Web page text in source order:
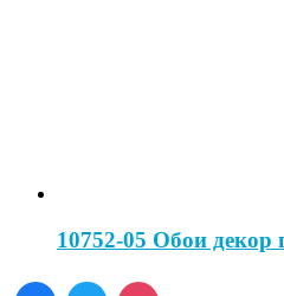
10752-05 Обои декор